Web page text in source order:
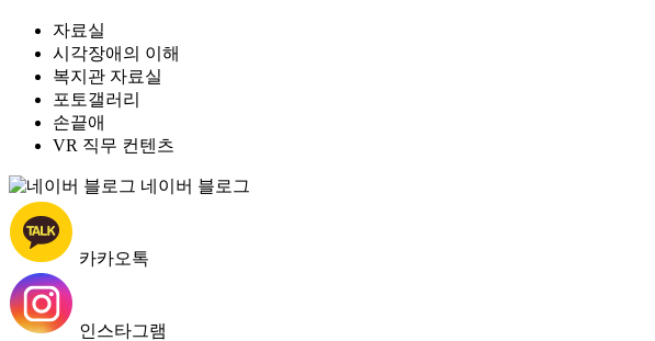
자료실
시각장애의 이해
복지관 자료실
포토갤러리
손끝애
VR 직무 컨텐츠
네이버 블로그
카카오톡
인스타그램